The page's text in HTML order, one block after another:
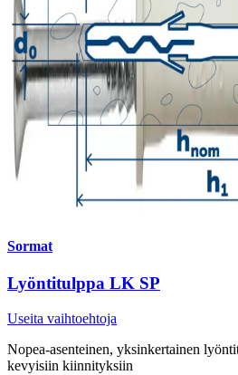
Sormat
Lyöntitulppa LK SP
Useita vaihtoehtoja
Nopea-asenteinen, yksinkertainen
kevyisiin kiinnityksiin